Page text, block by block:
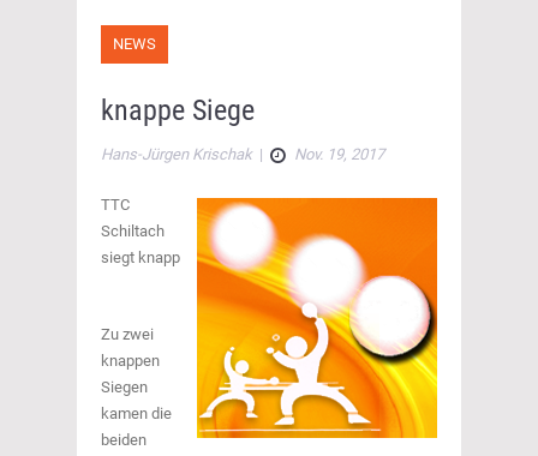
NEWS
knappe Siege
Hans-Jürgen Krischak| Nov. 19, 2017
TTC
Schiltach
siegt knapp
Zu zwei
knappen
Siegen
kamen die
beiden